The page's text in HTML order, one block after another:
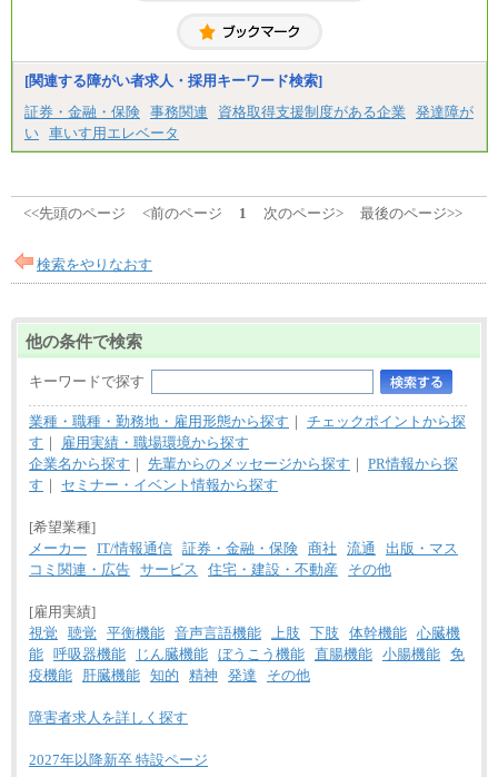
[関連する障がい者求人・採用キーワード検索]
証券・金融・保険 事務関連 資格取得支援制度がある企業
発達障が
い 車いす用エレベータ
<<先頭のページ <前のページ 1 次のページ> 最後のページ>>
検索をやりなおす
他の条件で検索
キーワードで探す
業種・職種・勤務地・雇用形態から探す ｜ チェックポイントから探
す ｜
雇用実績・職場環境から探す
企業名から探す ｜ 先輩からのメッセージから探す ｜ PR情報から探
す ｜ セミナー・イベント情報から探す
[希望業種]
メーカー
IT/情報通信 証券・金融・保険 商社 流通
出版・マス
コミ関連・広告 サービス 住宅・建設・不動産 その他
[雇用実績]
視覚
聴覚 平衡機能 音声言語機能 上肢 下肢 体幹機能 心臓機
能 呼吸器機能 じん臓機能 ぼうこう機能 直腸機能 小腸機能 免
疫機能
肝臓機能 知的 精神 発達 その他
障害者求人を詳しく探す
2027年以降新卒 特設ページ